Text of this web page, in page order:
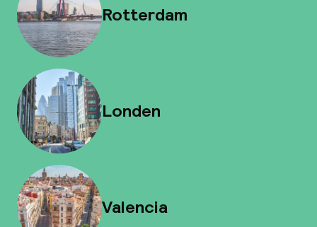
Rotterdam
Londen
Valencia